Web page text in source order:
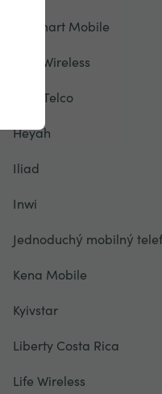
GoSmart Mobile
H2O Wireless
Halo Telco
Heyah
Iliad
Inwi
Jednoduchý mobilný
Kena Mobile
Kyivstar
Liberty Costa Rica
Life Wireless